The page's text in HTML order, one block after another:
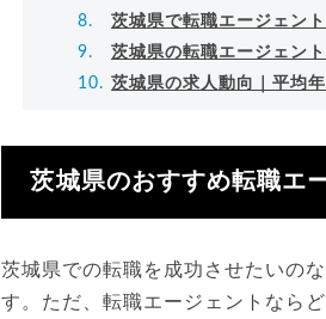
茨城県で転職エージェン
茨城県の転職エージェン
茨城県の求人動向｜平均
茨城県のおすすめ転職エ
茨城県での転職を成功させたいのな
す。ただ、転職エージェントなら